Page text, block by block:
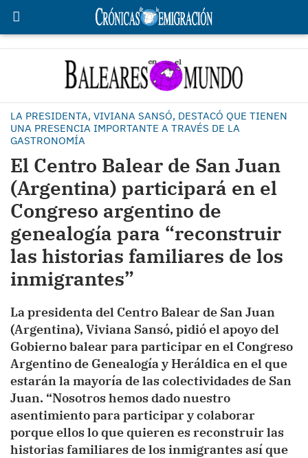
LA PRESIDENTA, VIVIANA SANSÓ, DESTACÓ QUE TIENEN
UNA PRESENCIA IMPORTANTE A TRAVÉS DE LA
GASTRONOMÍA
El Centro Balear de San Juan
(Argentina) participará en el
Congreso argentino de
genealogía para “reconstruir
las historias familiares de los
inmigrantes”
La presidenta del Centro Balear de San Juan
(Argentina), Viviana Sansó, pidió el apoyo del
Gobierno balear para participar en el Congreso
Argentino de Genealogía y Heráldica en el que
estarán la mayoría de las colectividades de San
Juan. “Nosotros hemos dado nuestro
asentimiento para participar y colaborar
porque ellos lo que quieren es reconstruir las
historias familiares de los inmigrantes así que